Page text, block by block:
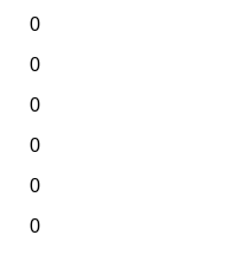
0
0
0
0
0
0